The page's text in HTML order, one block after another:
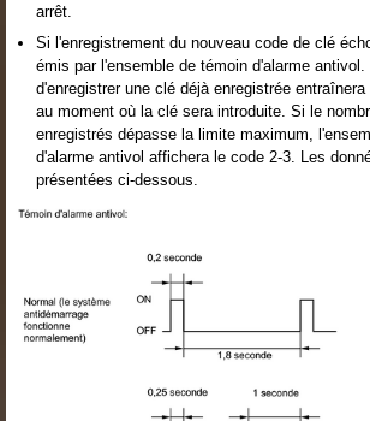
arrêt.
Si l'enregistrement du nouveau code de clé
émis par l'ensemble de témoin d'alarme
d'enregistrer une clé déjà enregistrée
au moment où la clé sera introduite. Si le
enregistrés dépasse la limite maximum,
d'alarme antivol affichera le code 2-3. Les
présentées ci-dessous.